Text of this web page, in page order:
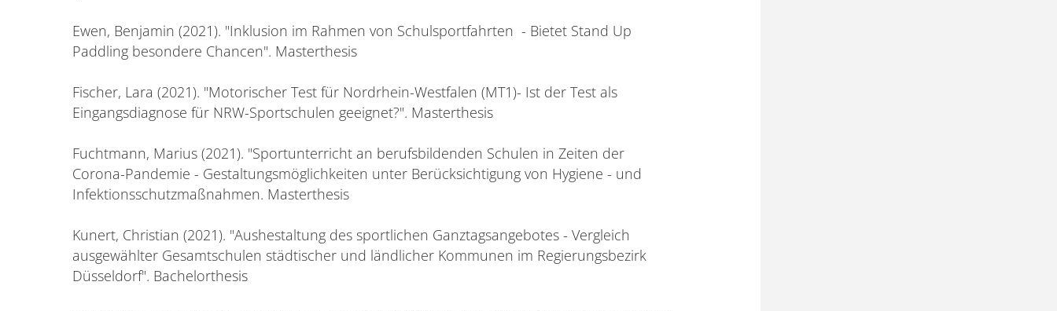
Ewen, Benjamin (2021). "Inklusion im Rahmen von Schulsportfahrten - Bietet Stand Up
Paddling besondere Chancen". Masterthesis
Fischer, Lara (2021). "Motorischer Test für Nordrhein-Westfalen (MT1)- Ist der Test als
Eingangsdiagnose für NRW-Sportschulen geeignet?". Masterthesis
Fuchtmann, Marius (2021). "Sportunterricht an berufsbildenden Schulen in Zeiten der
Corona-Pandemie - Gestaltungsmöglichkeiten unter Berücksichtigung von Hygiene - und
Infektionsschutzmaßnahmen. Masterthesis
Kunert, Christian (2021). "Aushestaltung des sportlichen Ganztagsangebotes - Vergleich
ausgewählter Gesamtschulen städtischer und ländlicher Kommunen im Regierungsbezirk
Düsseldorf". Bachelorthesis